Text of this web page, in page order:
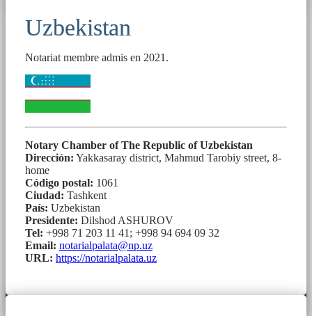
Uzbekistan
Notariat membre admis en 2021.
Notary Chamber of The Republic of Uzbekistan
Dirección: Yakkasaray district, Mahmud Tarobiy street, 8-
home
Código postal: 1061
Ciudad: Tashkent
País: Uzbekistan
Presidente: Dilshod ASHUROV
Tel: +998 71 203 11 41; +998 94 694 09 32
Email: notarialpalata@np.uz
URL: https://notarialpalata.uz